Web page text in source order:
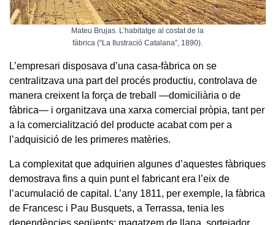
Mateu Brujas. L’habitatge al costat de la
fàbrica (“La Ilustració Catalana”, 1890).
L’empresari disposava d’una casa-fàbrica on se
centralitzava una part del procés productiu, controlava de
manera creixent la força de treball —domiciliària o de
fàbrica— i organitzava una xarxa comercial pròpia, tant per
a la comercialització del producte acabat com per a
l’adquisició de les primeres matèries.
La complexitat que adquirien algunes d’aquestes fàbriques
demostrava fins a quin punt el fabricant era l’eix de
l’acumulació de capital. L’any 1811, per exemple, la fàbrica
de Francesc i Pau Busquets, a Terrassa, tenia les
dependències següents: magatzem de llana, sortejador,